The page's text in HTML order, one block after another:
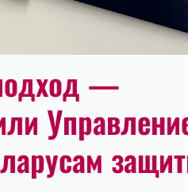
—